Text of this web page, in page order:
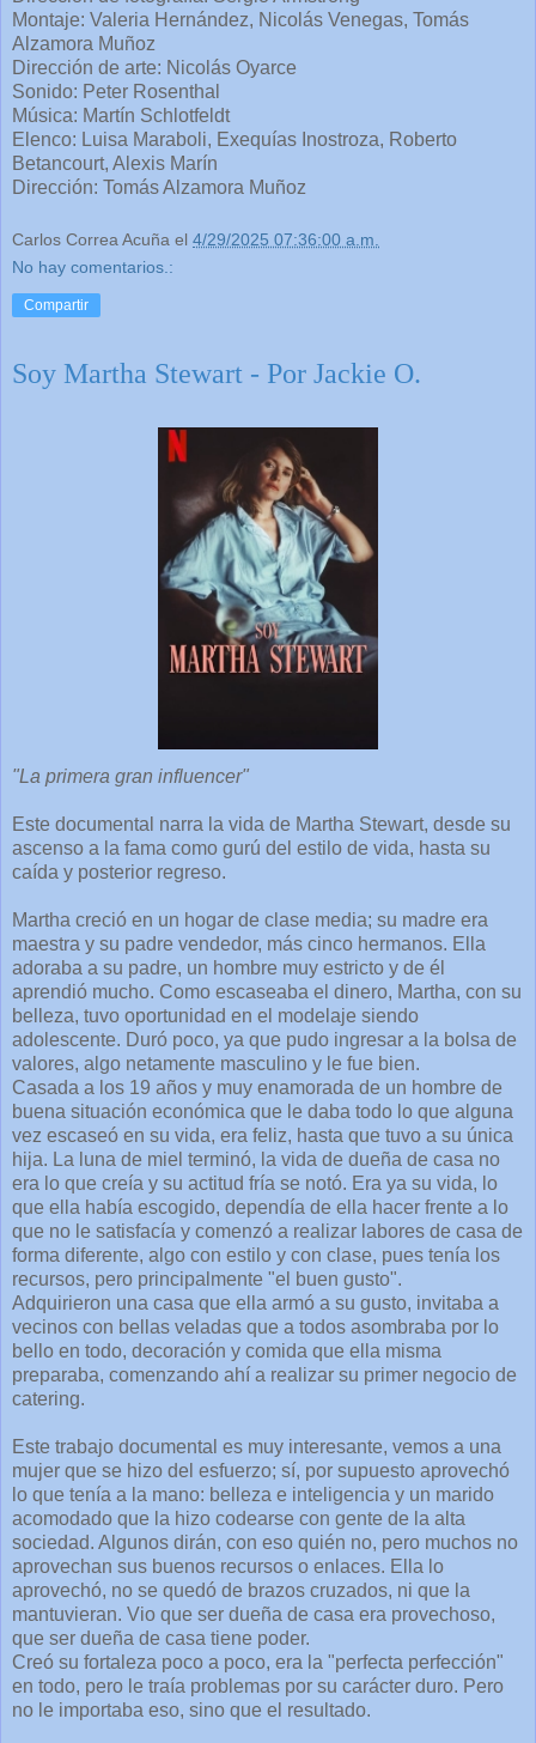
Montaje: Valeria Hernández, Nicolás Venegas, Tomás
Alzamora Muñoz
Dirección de arte: Nicolás Oyarce
Sonido: Peter Rosenthal
Música: Martín Schlotfeldt
Elenco: Luisa Maraboli, Exequías Inostroza, Roberto
Betancourt, Alexis Marín
Dirección: Tomás Alzamora Muñoz
Carlos Correa Acuña el 4/29/2025 07:36:00 a.m.
No hay comentarios.:
Compartir
Soy Martha Stewart - Por Jackie O.
"La primera gran influencer"
Este documental narra la vida de Martha Stewart, desde su
ascenso a la fama como gurú del estilo de vida, hasta su
caída y posterior regreso.
Martha creció en un hogar de clase media; su madre era
maestra y su padre vendedor, más cinco hermanos. Ella
adoraba a su padre, un hombre muy estricto y de él
aprendió mucho. Como escaseaba el dinero, Martha, con su
belleza, tuvo oportunidad en el modelaje siendo
adolescente. Duró poco, ya que pudo ingresar a la bolsa de
valores, algo netamente masculino y le fue bien.
Casada a los 19 años y muy enamorada de un hombre de
buena situación económica que le daba todo lo que alguna
vez escaseó en su vida, era feliz, hasta que tuvo a su única
hija. La luna de miel terminó, la vida de dueña de casa no
era lo que creía y su actitud fría se notó. Era ya su vida, lo
que ella había escogido, dependía de ella hacer frente a lo
que no le satisfacía y comenzó a realizar labores de casa de
forma diferente, algo con estilo y con clase, pues tenía los
recursos, pero principalmente "el buen gusto".
Adquirieron una casa que ella armó a su gusto, invitaba a
vecinos con bellas veladas que a todos asombraba por lo
bello en todo, decoración y comida que ella misma
preparaba, comenzando ahí a realizar su primer negocio de
catering.
Este trabajo documental es muy interesante, vemos a una
mujer que se hizo del esfuerzo; sí, por supuesto aprovechó
lo que tenía a la mano: belleza e inteligencia y un marido
acomodado que la hizo codearse con gente de la alta
sociedad. Algunos dirán, con eso quién no, pero muchos no
aprovechan sus buenos recursos o enlaces. Ella lo
aprovechó, no se quedó de brazos cruzados, ni que la
mantuvieran. Vio que ser dueña de casa era provechoso,
que ser dueña de casa tiene poder.
Creó su fortaleza poco a poco, era la "perfecta perfección"
en todo, pero le traía problemas por su carácter duro. Pero
no le importaba eso, sino que el resultado.